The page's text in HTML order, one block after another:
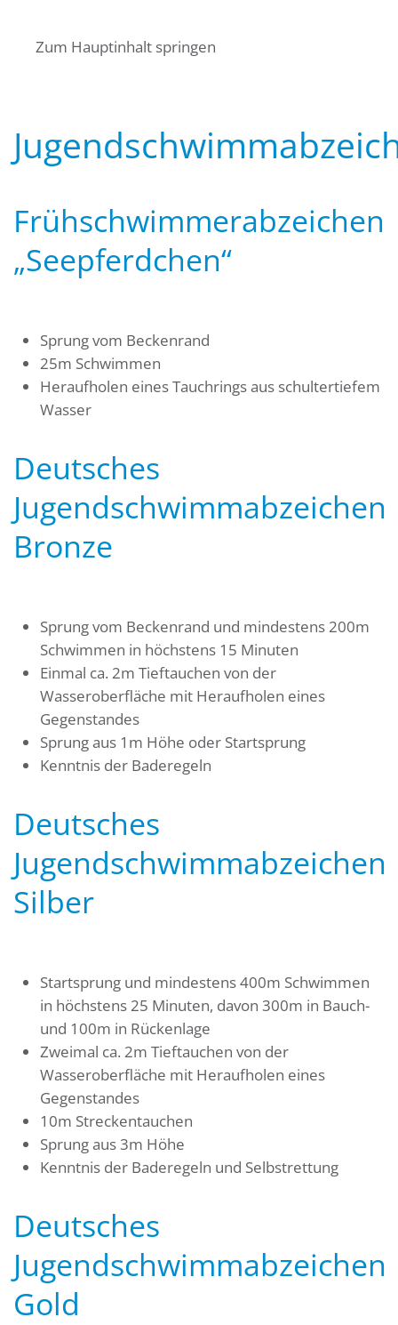
Zum Hauptinhalt springen
Angebote für Bürger
Frühschwimmerabzeichen
„Seepferdchen“
Sprung vom Beckenrand
25m Schwimmen
Heraufholen eines Tauchrings aus schultertiefem
Wasser
Deutsches
Jugendschwimmabzeichen
Bronze
Sprung vom Beckenrand und mindestens 200m
Schwimmen in höchstens 15 Minuten
Einmal ca. 2m Tieftauchen von der
Wasseroberfläche mit Heraufholen eines
Gegenstandes
Sprung aus 1m Höhe oder Startsprung
Kenntnis der Baderegeln
Deutsches
Jugendschwimmabzeichen
Silber
Startsprung und mindestens 400m Schwimmen
in höchstens 25 Minuten, davon 300m in Bauch-
und 100m in Rückenlage
Zweimal ca. 2m Tieftauchen von der
Wasseroberfläche mit Heraufholen eines
Gegenstandes
10m Streckentauchen
Sprung aus 3m Höhe
Kenntnis der Baderegeln und Selbstrettung
Deutsches
Jugendschwimmabzeichen
Gold